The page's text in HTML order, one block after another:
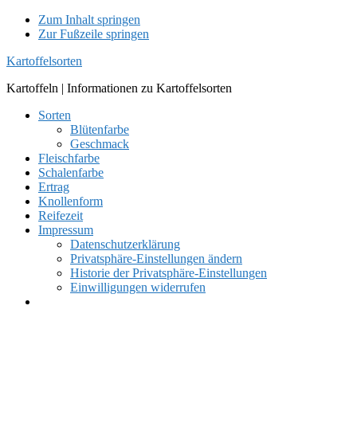
Zum Inhalt springen
Zur Fußzeile springen
Kartoffelsorten
Kartoffeln | Informationen zu Kartoffelsorten
Sorten
Blütenfarbe
Geschmack
Fleischfarbe
Schalenfarbe
Ertrag
Knollenform
Reifezeit
Impressum
Datenschutzerklärung
Privatsphäre-Einstellungen ändern
Historie der Privatsphäre-Einstellungen
Einwilligungen widerrufen